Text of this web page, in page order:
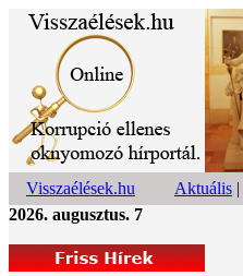
Visszaélések.hu Aktuális |
2026. augusztus. 7